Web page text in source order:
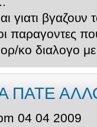
γιατι
παραγοντες
κο διαλογο
ΠΑΤΕ
04 04 2009